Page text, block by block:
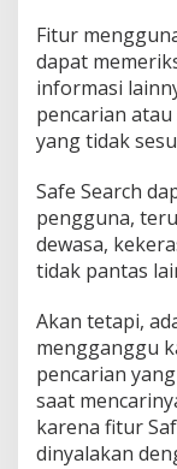
Fitur
dapat
informasi
pencarian
yang tidak
Safe Search
pengguna,
dewasa,
tidak pantas
Akan tetapi,
mengganggu
pencarian
saat
karena fitur
dinyalakan